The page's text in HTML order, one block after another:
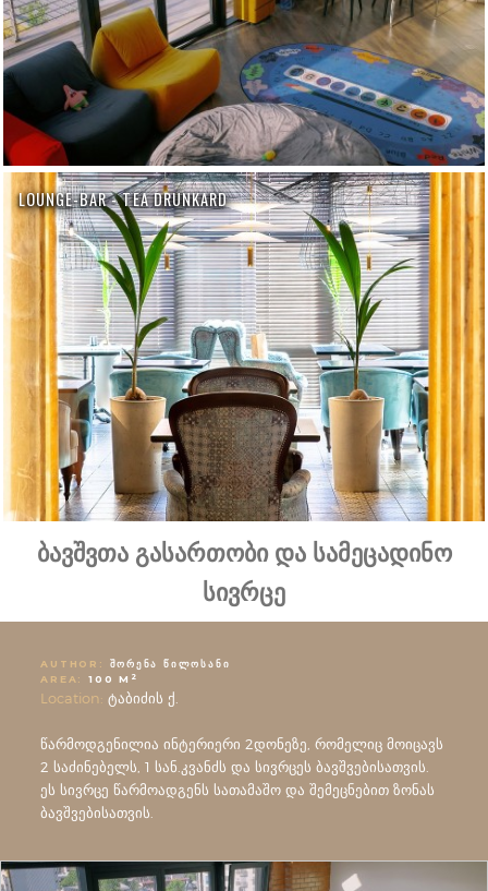
LOUNGE-BAR - TEA DRUNKARD
ბავშვთა გასართობი და სამეცადინო
სივრცე
AUTHOR:
ᲨᲝᲠᲔᲜᲐ ᲬᲘᲚᲝᲡᲐᲜᲘ
AREA:
100 M 2
Location: ტაბიძის ქ.
წარმოდგენილია ინტერიერი 2დონეზე, რომელიც მოიცავს
2 საძინებელს, 1 სან.კვანძს და სივრცეს ბავშვებისათვის.
ეს სივრცე წარმოადგენს სათამაშო და შემეცნებით ზონას
ბავშვებისათვის.